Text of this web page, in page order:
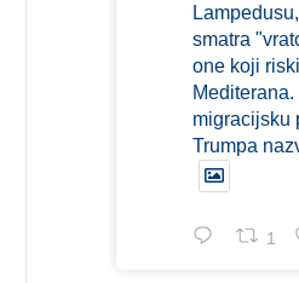
smatra
one koji
migracijsku
Trumpa
1